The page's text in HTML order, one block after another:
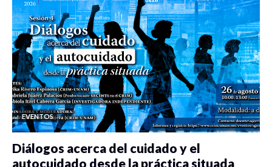
EVENTOS
Diálogos acerca del cuidado y el
autocuidado desde la práctica situada